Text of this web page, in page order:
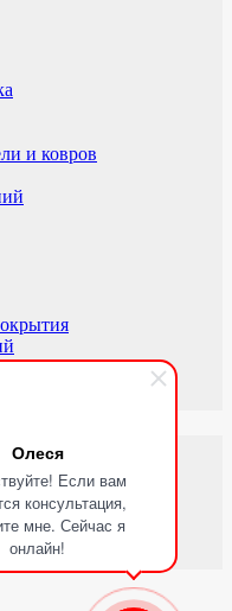
Олеся
Если вам
консультация,
мне. Сейчас я
онлайн!
и ковров